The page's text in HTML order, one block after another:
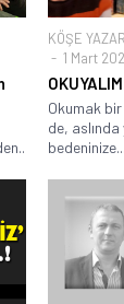
KÖŞE
1 Mart
Okumak
de,
bedeninize...